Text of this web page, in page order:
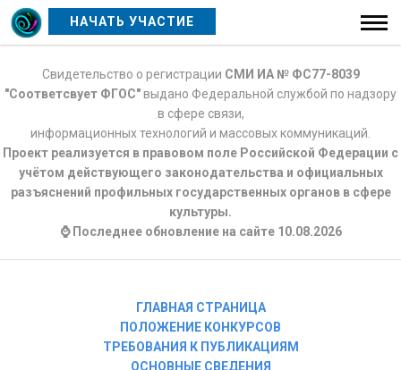
НАЧАТЬ УЧАСТИЕ
Свидетельство о регистрации СМИ ИА № ФС77-8039
"Соответсвует ФГОС"выдано Федеральной службой по надзору
в сфере связи,
информационных технологий и массовых коммуникаций.
Проект реализуется в правовом поле Российской Федерации с
учётом действующего законодательства и официальных
разъяснений профильных государственных органов в сфере
культуры.
⌚ Последнее обновление на сайте 10.08.2026
ГЛАВНАЯ СТРАНИЦА
ПОЛОЖЕНИЕ КОНКУРСОВ
ТРЕБОВАНИЯ К ПУБЛИКАЦИЯМ
ОСНОВНЫЕ СВЕДЕНИЯ